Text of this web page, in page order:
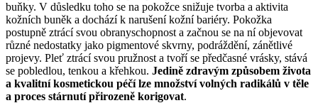
buňky. V důsledku toho se na pokožce snižuje tvorba a aktivita
kožních buněk a dochází k narušení kožní bariéry. Pokožka
postupně ztrácí svou obranyschopnost a začnou se na ní objevovat
různé nedostatky jako pigmentové skvrny, podráždění, zánětlivé
projevy. Pleť ztrácí svou pružnost a tvoří se předčasné vrásky, stává
se pobledlou, tenkou a křehkou. Jedině zdravým způsobem života
a kvalitní kosmetickou péčí lze množství volných radikálů v těle
a proces stárnutí přirozeně korigovat.